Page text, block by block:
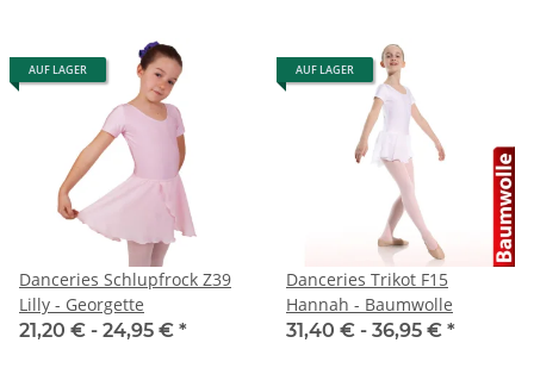
AUF LAGER
Danceries Schlupfrock Z39
Lilly - Georgette
21,20 € - 24,95 € *
AUF LAGER
Danceries Trikot F15
Hannah - Baumwolle
31,40 € - 36,95 € *